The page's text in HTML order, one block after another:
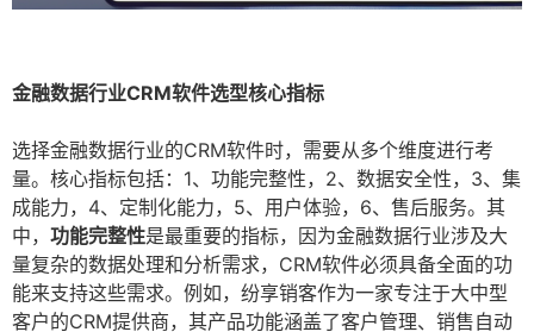
金融数据行业CRM软件选型核心指标
选择金融数据行业的CRM软件时，需要从多个维度进行考
量。核心指标包括：1、功能完整性，2、数据安全性，3、集
成能力，4、定制化能力，5、用户体验，6、售后服务。其
中， 功能完整性是最重要的指标，因为金融数据行业涉及大
量复杂的数据处理和分析需求，CRM软件必须具备全面的功
能来支持这些需求。例如，纷享销客作为一家专注于大中型
客户的CRM提供商，其产品功能涵盖了客户管理、销售自动